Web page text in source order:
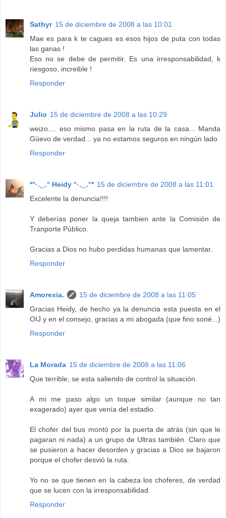
Sathyr 15 de diciembre de 2008 a las 10:01
Mae es para k te cagues es esos hijos de puta con todas
las ganas !
Eso no se debe de permitir. Es una irresponsabilidad, k
riesgoso, increible !
Responder
Julio 15 de diciembre de 2008 a las 10:29
weizo.... eso mismo pasa en la ruta de la casa... Manda
Güevo de verdad... ya no estamos seguros en ningún lado
Responder
*°·.¸¸.° Heidy °·.¸¸.°* 15 de diciembre de 2008 a las 11:01
Excelente la denuncia!!!!
Y deberías poner la queja tambien ante la Comisión de
Tranporte Público.
Gracias a Dios no hubo perdidas humanas que lamentar.
Responder
Amorexia.
15 de diciembre de 2008 a las 11:05
Gracias Heidy, de hecho ya la denuncia esta puesta en el
OIJ y en el consejo, gracias a mi abogada (que fino soné...)
Responder
La Morada 15 de diciembre de 2008 a las 11:06
Que terrible, se esta saliendo de control la situación.
A mi me paso algo un toque similar (aunque no tan
exagerado) ayer que venía del estadio.
El chofer del bus montó por la puerta de atrás (sin que le
pagaran ni nada) a un grupo de Ultras también. Claro que
se pusieron a hacer desorden y gracias a Dios se bajaron
porque el chofer desvió la ruta.
Yo no se que tienen en la cabeza los choferes, de verdad
que se lucen con la irresponsabilidad.
Responder